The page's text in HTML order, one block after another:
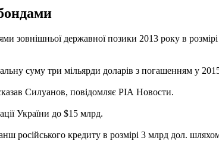
зовнішньої державної позики 2013 року в
суму три мільярди доларів з погашенням у
Силуанов, повідомляє РІА Новости.
України до $15 млрд.
російського кредиту в розмірі 3 млрд дол.